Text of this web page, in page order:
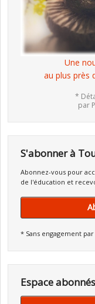
Une
au plus près
*
par
S'abonner à
Abonnez-vous pour
de l'éducation et
* Sans engagement
Espace abonnés